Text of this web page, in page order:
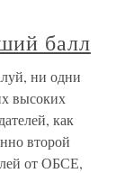
балл
ни одни
высоких
как
второй
от ОБСЕ,